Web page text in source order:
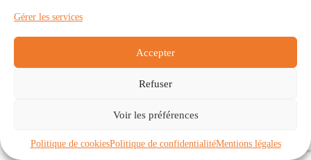
Gérer les services
Accepter
Refuser
Voir les préférences
Politique de cookiesPolitique de confidentialitéMentions légales
Communautés
À propos
Politique de cookies (UE)